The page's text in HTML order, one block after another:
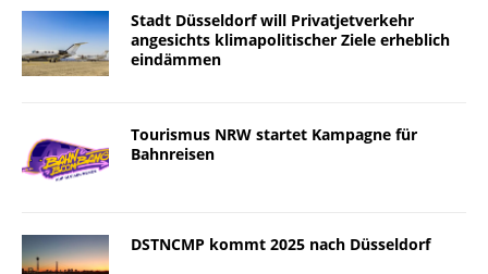
Stadt Düsseldorf will Privatjetverkehr
angesichts klimapolitischer Ziele erheblich
eindämmen
Tourismus NRW startet Kampagne für
Bahnreisen
DSTNCMP kommt 2025 nach Düsseldorf